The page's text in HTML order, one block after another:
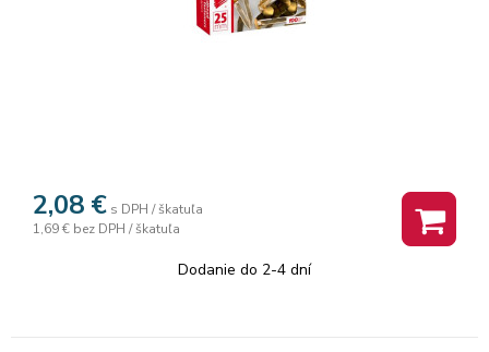
2,08 € s DPH / škatuľa
1,69 € bez DPH / škatuľa
Dodanie do 2-4 dní